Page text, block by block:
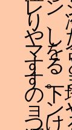
レン
り、
やし
マを
する
す。
の下
ョン
つけ